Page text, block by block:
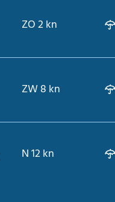
ZO 2 kn
ZW 8 kn
N 12 kn